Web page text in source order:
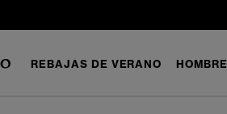
REBAJAS DE VERANO